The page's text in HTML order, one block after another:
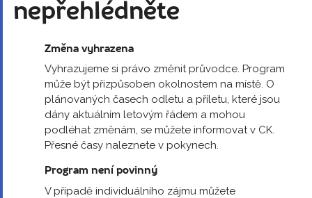
nepřehlédněte
Změna vyhrazena
Vyhrazujeme si právo změnit průvodce. Program
může být přizpůsoben okolnostem na místě. O
plánovaných časech odletu a příletu, které jsou
dány aktuálním letovým řádem a mohou
podléhat změnám, se můžete informovat v CK.
Přesné časy naleznete v pokynech.
Program není povinný
V případě individuálního zájmu můžete